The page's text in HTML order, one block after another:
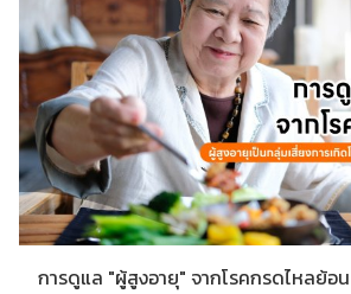
การดูแล "ผู้สูงอายุ" จากโรคกรดไหลย้อน